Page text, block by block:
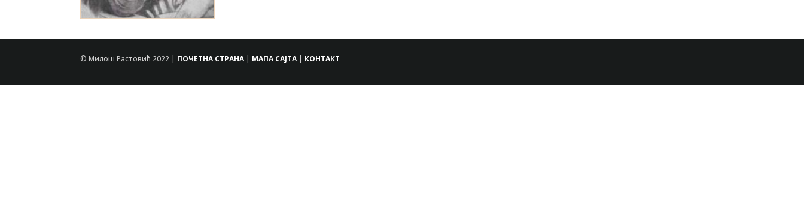
© Милош Растовић 2022 | ПОЧЕТНА СТРАНА| МАПА САЈТА| КОНТАКТ